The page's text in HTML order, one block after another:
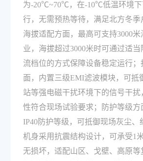
为-20℃~70℃，在-10℃低温环境下
行，无需预热等待，满足北方冬季
海拔适配方面，最高可支持3000
业，海拔超过3000米时可通过适
流档位的方式保障设备稳定运行；
面，内置三级EMI滤波模块，可抵
站等强电磁干扰环境下的信号干扰
性符合现场试验要求；防护等级方
IP40防护等级，可抵御现场灰尘、
机身采用抗震结构设计，可承受1
无损坏，适配山区、戈壁、高原等